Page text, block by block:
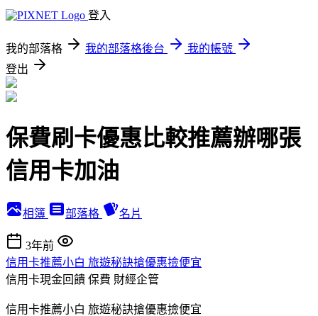
登入
我的部落格 我的部落格後台
我的帳號
登出
保費刷卡優惠比較推薦辦哪張
信用卡加油
相簿 部落格 名片
3年前
信用卡推薦小白 旅遊秘訣搶優惠撿便宜
信用卡現金回饋 保費 財經企管
信用卡推薦小白 旅遊秘訣搶優惠撿便宜